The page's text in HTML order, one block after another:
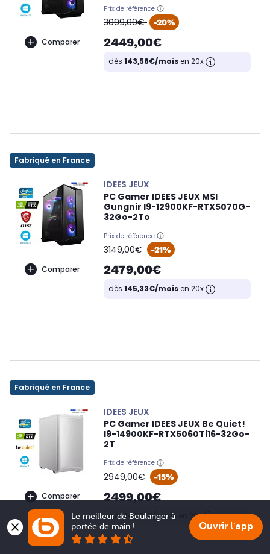
Comparer
Prix de référence
oldPrice
3099,00€ -20%
2449,00€
dès 143,58€/moisen 20x
Fabriqué en France
Comparer
IDEES JEUX
PC Gamer IDEES JEUX MSI
Gungnir I9-12900KF-RTX5070G-
32Go-2To
Prix de référence
oldPrice
3149,00€ -21%
2479,00€
dès 145,33€/moisen 20x
Fabriqué en France
Comparer
IDEES JEUX
PC Gamer IDEES JEUX Be Quiet!
I9-14900KF-RTX5060Ti16-32Go-
2T
Prix de référence
oldPrice
2949,00€ -15%
2499,00€
dès146,51€/mois en 20x
Le meilleur de Boulanger à
portée de main !
Ouvrir l'app